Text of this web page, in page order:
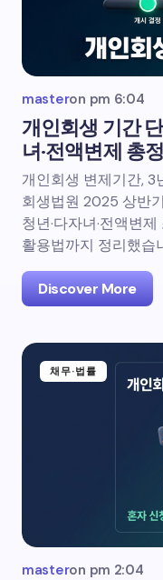
masteron pm 6:04
개인회생 기간
녀·전액변제 총
개인회생 변제기간, 3
회생법원 2025 상반
청년·다자녀·전액변
활용법까지 정리했습
Discover More
채무·법률
masteron pm 2:04